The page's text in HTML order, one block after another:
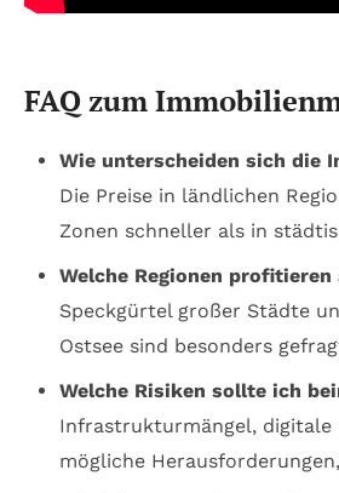
FAQ zum
Wie unterscheiden sich die
Die Preise in ländlichen
Zonen schneller als in
Welche Regionen
Speckgürtel großer Städte
Ostsee sind besonders
Welche Risiken sollte ich
Infrastrukturmängel, digitale
mögliche